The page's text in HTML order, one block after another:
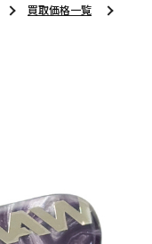
買取価格一覧